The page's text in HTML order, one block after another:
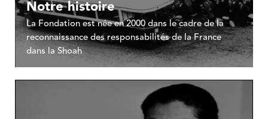
Notre histoire
La Fondation est née en 2000 dans le cadre de la
reconnaissance des responsabilités de la France
dans la Shoah